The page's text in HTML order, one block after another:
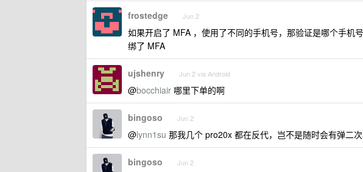
frostedge Jun 2
如果开启了 MFA ，使用了不同的手机号，那验证是哪个手机
绑了 MFA
ujshenry Jun 2 via Android
@bocchiair 哪里下单的啊
bingoso Jun 2
@lynn1su 那我几个 pro20x 都在反代，岂不是随时会有弹二次
bingoso Jun 2